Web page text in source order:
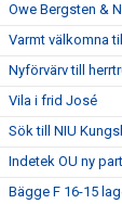
Owe Bergsten &
Varmt välkomna
Nyförvärv till
Vila i frid José
Sök till NIU
Indetek OU ny
Bägge F 16-15